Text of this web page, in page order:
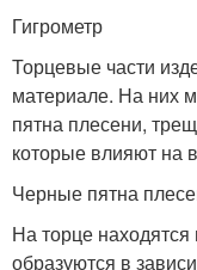
Гигрометр
Торцевые части
материале. На них
пятна плесени,
которые влияют на
Черные пятна
На торце
образуются в